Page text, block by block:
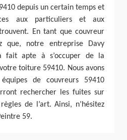
depuis un certain temps et
aux particuliers et aux
En tant que couvreur
que, notre entreprise Davy
fait apte à s’occuper de la
toiture 59410. Nous avons
de couvreurs 59410
rechercher les fuites sur
de l’art. Ainsi, n’hésitez
59.